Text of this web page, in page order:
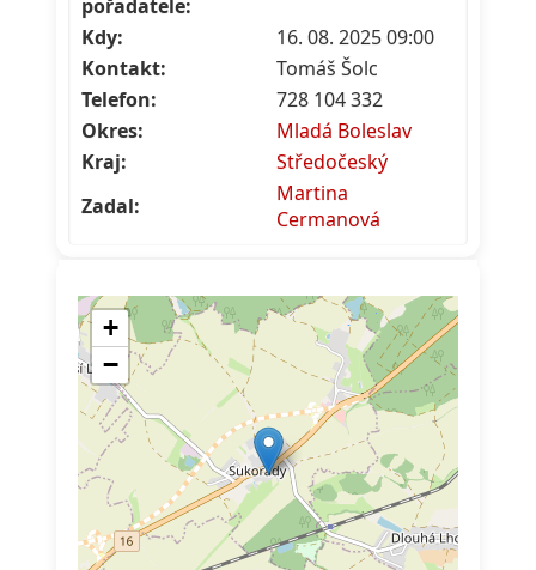
pořadatele:
Kdy:
16. 08. 2025 09:00
Kontakt:
Tomáš Šolc
Telefon:
728 104 332
Okres:
Mladá Boleslav
Kraj:
Středočeský
Zadal:
Martina
Cermanová